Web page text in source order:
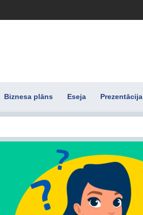
Biznesa plāns Eseja Prezentācija